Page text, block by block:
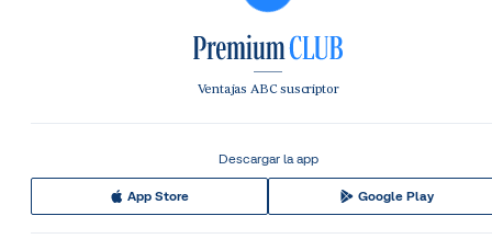
Ventajas ABC suscriptor
Descargar la app
App Store Google Play